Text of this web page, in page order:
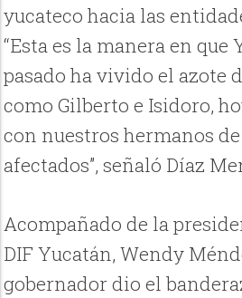
yucateco hacia las
“Esta es la manera en que
pasado ha vivido el azote
como Gilberto e Isidoro,
con nuestros hermanos
afectados”, señaló Díaz
Acompañado de la
DIF Yucatán, Wendy
gobernador dio el